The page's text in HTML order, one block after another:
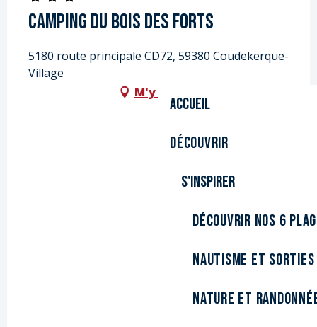
Accueil
Découvrir
S'inspirer
Découvrir nos 6
Nautisme et sorties
Nature et
Camping du bois des Forts
5180 route principale CD72, 59380 Coudekerque-
Village
M'y rendre